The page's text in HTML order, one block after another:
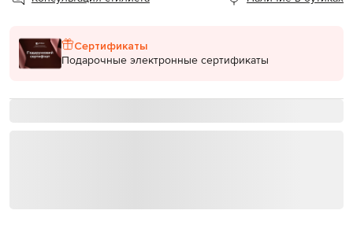
Сертификаты
Подарочные электронные сертификаты